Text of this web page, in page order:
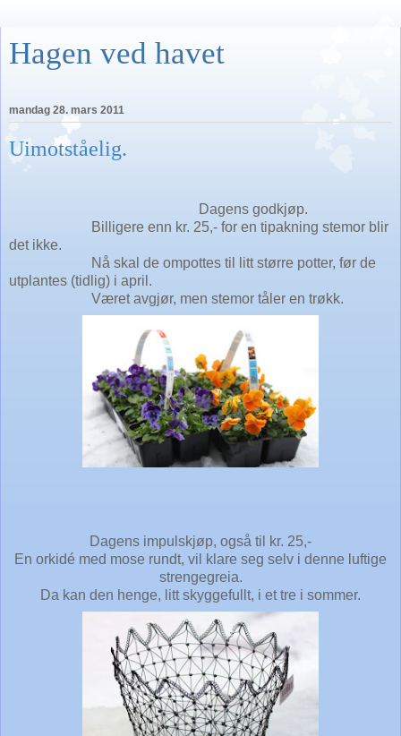
Hagen ved havet
mandag 28. mars 2011
Uimotståelig.
Dagens godkjøp.
Billigere enn kr. 25,- for en tipakning stemor blir
det ikke.
Nå skal de ompottes til litt større potter, før de
utplantes (tidlig) i april.
Været avgjør, men stemor tåler en trøkk.
Dagens impulskjøp, også til kr. 25,-
En orkidé med mose rundt, vil klare seg selv i denne luftige
strengegreia.
Da kan den henge, litt skyggefullt, i et tre i sommer.